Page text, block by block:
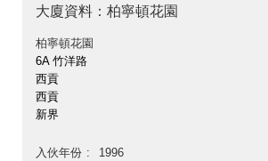
大廈資料：柏寧頓花園
柏寧頓花園
6A 竹洋路
西貢
西貢
新界
入伙年份
1996